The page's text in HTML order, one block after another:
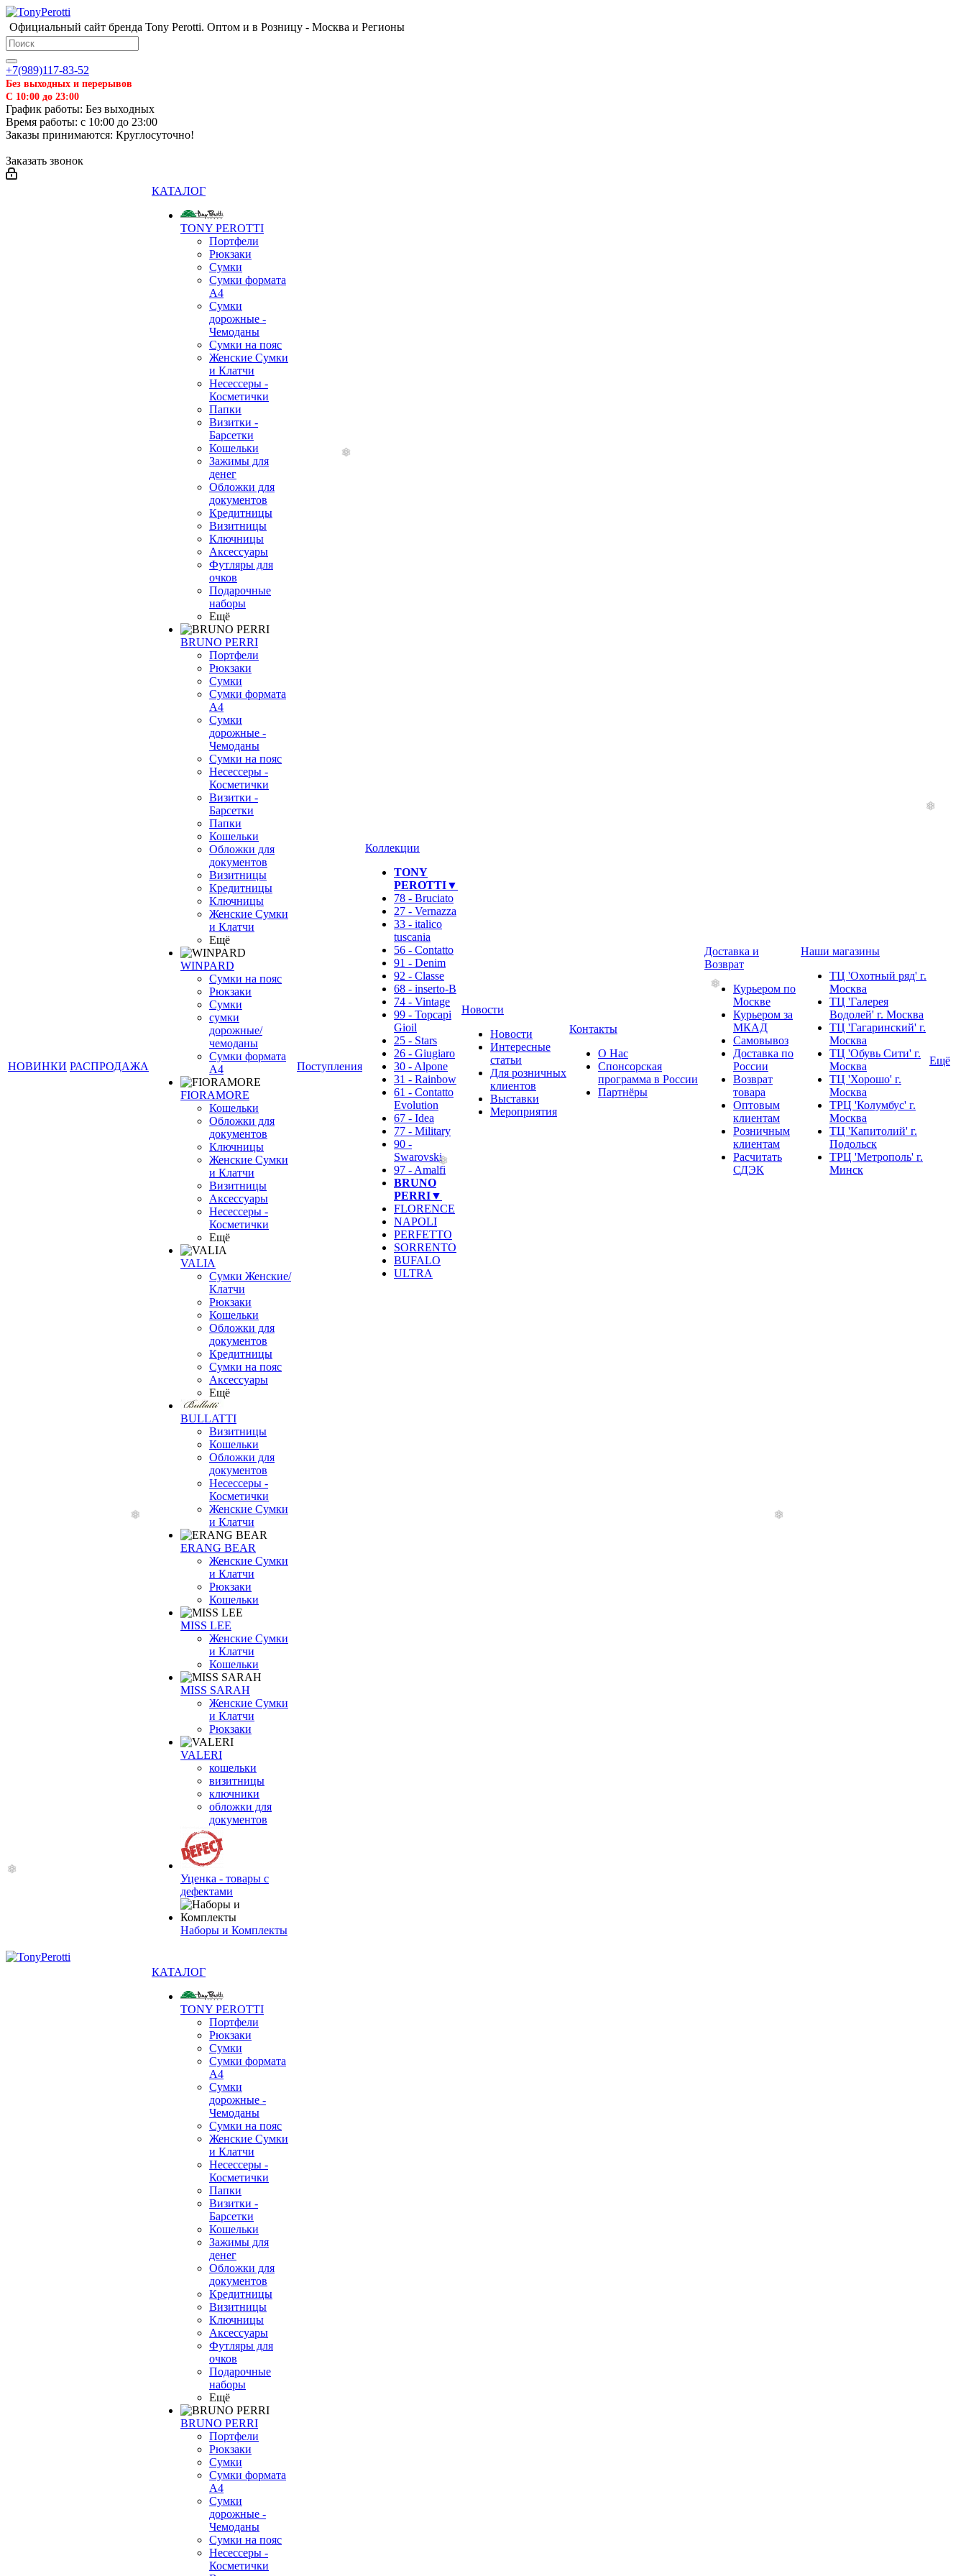
Официальный сайт бренда Tony Perotti. Оптом и в Розницу - Москва и Регионы
+7(989)117-83-52
Без выходных и перерывов
С 10:00 до 23:00
График работы: Без выходных
Время работы: с 10:00 до 23:00
Заказы принимаются: Круглосуточно!
Заказать звонок
НОВИНКИ РАСПРОДАЖА
КАТАЛОГ
TONY PEROTTI
Портфели
Рюкзаки
Сумки
Сумки формата
А4
Сумки
дорожные -
Чемоданы
Сумки на пояс
Женские Сумки
и Клатчи
Несессеры -
Косметички
Папки
Визитки -
Барсетки
Кошельки
Зажимы для
денег
Обложки для
документов
Кредитницы
Визитницы
Ключницы
Аксессуары
Футляры для
очков
Подарочные
наборы
Ещё
BRUNO PERRI
Портфели
Рюкзаки
Сумки
Сумки формата
А4
Сумки
дорожные -
Чемоданы
Сумки на пояс
Несессеры -
Косметички
Визитки -
Барсетки
Папки
Кошельки
Обложки для
документов
Визитницы
Кредитницы
Ключницы
Женские Сумки
и Клатчи
Ещё
WINPARD
Сумки на пояс
Рюкзаки
Сумки
сумки
дорожные/
чемоданы
Сумки формата
А4
FIORAMORE
Кошельки
Обложки для
документов
Ключницы
Женские Сумки
и Клатчи
Визитницы
Аксессуары
Несессеры -
Косметички
Ещё
VALIA
Сумки Женские/
Клатчи
Рюкзаки
Кошельки
Обложки для
документов
Кредитницы
Сумки на пояс
Аксессуары
Ещё
BULLATTI
Визитницы
Кошельки
Обложки для
документов
Несессеры -
Косметички
Женские Сумки
и Клатчи
ERANG BEAR
Женские Сумки
и Клатчи
Рюкзаки
Кошельки
MISS LEE
Женские Сумки
и Клатчи
Кошельки
MISS SARAH
Женские Сумки
и Клатчи
Рюкзаки
VALERI
кошельки
визитницы
ключники
обложки для
документов
Уценка - товары с
дефектами
Наборы и Комплекты
Поступления
Коллекции
TONY
PEROTTI▼
78 - Bruciato
27 - Vernazza
33 - italico
tuscania
56 - Contatto
91 - Denim
92 - Classe
68 - inserto-B
74 - Vintage
99 - Topcapi
Gioil
25 - Stars
26 - Giugiaro
30 - Alpone
31 - Rainbow
61 - Contatto
Evolution
67 - Idea
77 - Military
90 -
Swarovski
97 - Amalfi
BRUNO
PERRI▼
FLORENCE
NAPOLI
PERFETTO
SORRENTO
BUFALO
ULTRA
Новости
Новости
Интересные
статьи
Для розничных
клиентов
Выставки
Мероприятия
Контакты
О Нас
Спонсорская
программа в России
Партнёры
Доставка и
Возврат
Курьером по
Москве
Курьером за
МКАД
Самовывоз
Доставка по
России
Возврат
товара
Оптовым
клиентам
Розничным
клиентам
Расчитать
СДЭК
Наши магазины
ТЦ 'Охотный ряд' г.
Москва
ТЦ 'Галерея
Водолей' г. Москва
ТЦ 'Гагаринский' г.
Москва
ТЦ 'Обувь Сити' г.
Москва
ТЦ 'Хорошо' г.
Москва
ТРЦ 'Колумбус' г.
Москва
ТЦ 'Капитолий' г.
Подольск
ТРЦ 'Метрополь' г.
Минск
Ещё
КАТАЛОГ
TONY PEROTTI
Портфели
Рюкзаки
Сумки
Сумки формата
А4
Сумки
дорожные -
Чемоданы
Сумки на пояс
Женские Сумки
и Клатчи
Несессеры -
Косметички
Папки
Визитки -
Барсетки
Кошельки
Зажимы для
денег
Обложки для
документов
Кредитницы
Визитницы
Ключницы
Аксессуары
Футляры для
очков
Подарочные
наборы
Ещё
BRUNO PERRI
Портфели
Рюкзаки
Сумки
Сумки формата
А4
Сумки
дорожные -
Чемоданы
Сумки на пояс
Несессеры -
Косметички
❄